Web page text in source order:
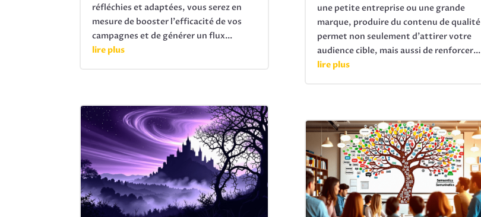
réfléchies et adaptées, vous serez en
mesure de booster l'efficacité de vos
campagnes et de générer un flux...
lire plus
une petite entreprise ou une grande
marque, produire du contenu de qualité
permet non seulement d'attirer votre
audience cible, mais aussi de renforcer...
lire plus